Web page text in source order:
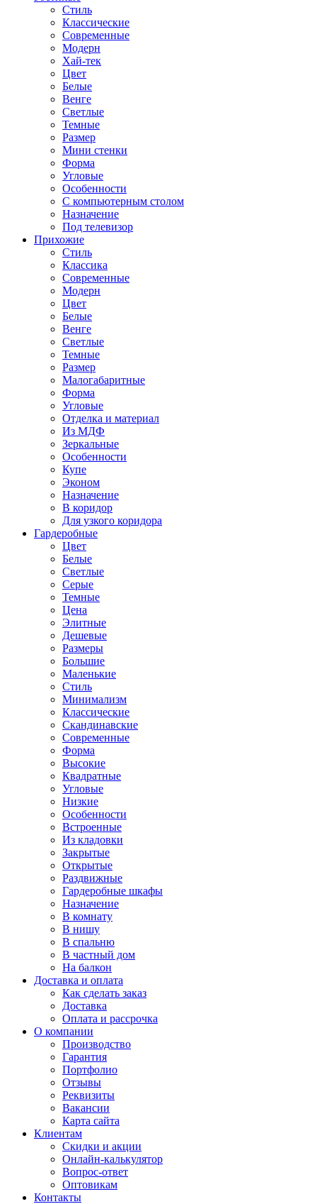
Стиль
Классические
Современные
Модерн
Хай-тек
Цвет
Белые
Венге
Светлые
Темные
Размер
Мини стенки
Форма
Угловые
Особенности
С компьютерным столом
Назначение
Под телевизор
Прихожие
Стиль
Классика
Современные
Модерн
Цвет
Белые
Венге
Светлые
Темные
Размер
Малогабаритные
Форма
Угловые
Отделка и материал
Из МДФ
Зеркальные
Особенности
Купе
Эконом
Назначение
В коридор
Для узкого коридора
Гардеробные
Цвет
Белые
Светлые
Серые
Темные
Цена
Элитные
Дешевые
Размеры
Большие
Маленькие
Стиль
Минимализм
Классические
Скандинавские
Современные
Форма
Высокие
Квадратные
Угловые
Низкие
Особенности
Встроенные
Из кладовки
Закрытые
Открытые
Раздвижные
Гардеробные шкафы
Назначение
В комнату
В нишу
В спальню
В частный дом
На балкон
Доставка и оплата
Как сделать заказ
Доставка
Оплата и рассрочка
О компании
Производство
Гарантия
Портфолио
Отзывы
Реквизиты
Вакансии
Карта сайта
Клиентам
Скидки и акции
Онлайн-калькулятор
Вопрос-ответ
Оптовикам
Контакты